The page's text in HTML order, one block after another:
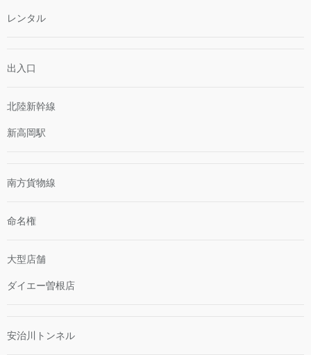
レンタル
出入口
北陸新幹線
新高岡駅
南方貨物線
命名権
大型店舗
ダイエー曽根店
安治川トンネル